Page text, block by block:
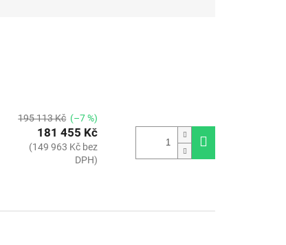
195 113 Kč (–7 %)
181 455 Kč
(149 963 Kč bez
DPH)